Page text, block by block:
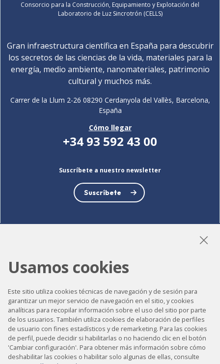
Consorcio para la Construcción, Equipamiento y Explotación del
Laboratorio de Luz Sincrotrón (CELLS)
Gran infraestructura científica en España para descubrir
los secretos de las ciencias de la vida, materiales para la
energía, medio ambiente, nanomateriales, patrimonio
cultural y muchos más.
Carrer de la Llum 2-26 08290 Cerdanyola del Vallès, Barcelona,
España
Cómo llegar
+34 93 592 43 00
Suscríbete a nuestro newsletter
Suscríbete
Accesibilidad
Contacto
Aviso legal
Política de privacidad
Usamos cookies
Este sitio utiliza cookies técnicas de navegación y de sesión para
garantizar un mejor servicio de navegación en el sitio, y cookies
analíticas para recopilar información sobre el uso del sitio por parte
de los usuarios. También utiliza cookies de elaboración de perfiles
de usuario con fines estadísticos y de remarketing. Para las cookies
de perfil, puede decidir si habilitarlas o no haciendo clic en el botón
'Cambiar configuración'. Para obtener más información sobre cómo
deshabilitar las cookies o habilitar solo algunas de ellas, consulte